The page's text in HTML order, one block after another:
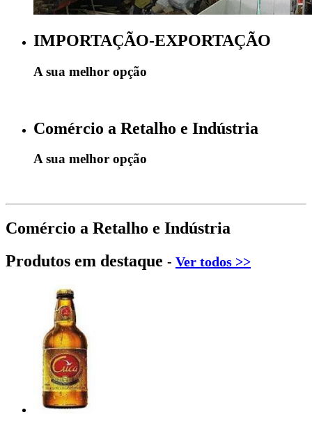
IMPORTAÇÃO-EXPORTAÇÃO
A sua melhor opção
Comércio a Retalho e Indústria
A sua melhor opção
Comércio a Retalho e Indústria
Produtos em destaque - Ver todos >>